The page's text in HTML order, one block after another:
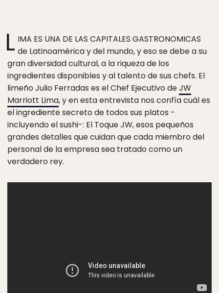
L IMA ES UNA DE LAS CAPITALES GASTRONOMICAS
de Latinoamérica y del mundo, y eso se debe a su
gran diversidad cultural, a la riqueza de los
ingredientes disponibles y al talento de sus chefs. El
limeño Julio Ferradas es el Chef Ejecutivo deJW
Marriott Lima, y en esta entrevista nos confía cuál es
el ingrediente secreto de todos sus platos -
incluyendo el sushi-: El Toque JW, esos pequeños
grandes detalles que cuidan que cada miembro del
personal de la empresa sea tratado como un
verdadero rey.